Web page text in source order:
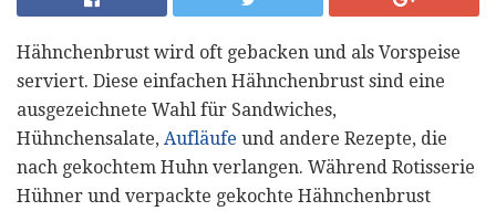
Hähnchenbrust wird oft gebacken und als Vorspeise
serviert. Diese einfachen Hähnchenbrust sind eine
ausgezeichnete Wahl für Sandwiches,
Hühnchensalate, Aufläufe und andere Rezepte, die
nach gekochtem Huhn verlangen. Während Rotisserie
Hühner und verpackte gekochte Hähnchenbrust